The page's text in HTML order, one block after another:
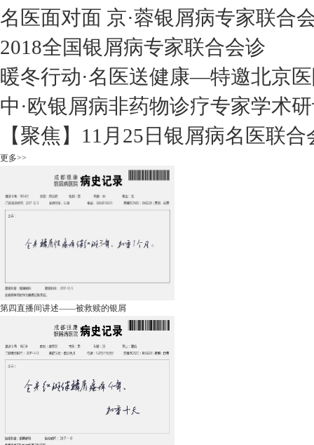
名医面对面 京·蓉银屑病专家联合
2018全国银屑病专家联合会诊
暖冬行动·名医送健康—特邀北京
中·欧银屑病非药物诊疗专家学术
【聚焦】11月25日银屑病名医联合
更多>>
第四直播间讲述——被救赎的银屑